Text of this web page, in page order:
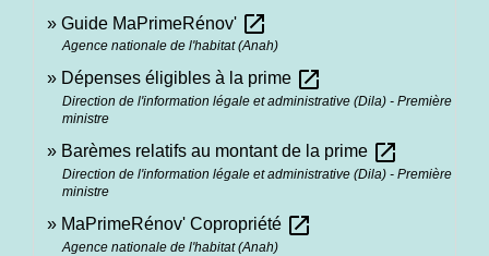
Guide MaPrimeRénov' open_in_new
Agence nationale de l'habitat (Anah)
Dépenses éligibles à la prime open_in_new
Direction de l'information légale et administrative (Dila) - Première
ministre
Barèmes relatifs au montant de la prime open_in_new
Direction de l'information légale et administrative (Dila) - Première
ministre
MaPrimeRénov' Copropriété open_in_new
Agence nationale de l'habitat (Anah)